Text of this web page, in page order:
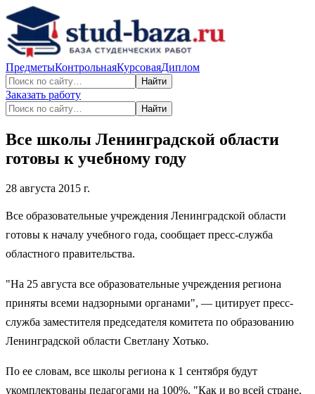
ПредметыКонтрольнаяКурсоваяДиплом
Найти
Заказать работу
Найти
Все школы Ленинградской области
готовы к учебному году
28 августа 2015 г.
Все образовательные учреждения Ленинградской области
готовы к началу учебного года, сообщает пресс-служба
областного правительства.
"На 25 августа все образовательные учреждения региона
приняты всеми надзорными органами", — цитирует пресс-
служба заместителя председателя комитета по образованию
Ленинградской области Светлану Хотько.
По ее словам, все школы региона к 1 сентября будут
укомплектованы педагогами на 100%. "Как и во всей стране,